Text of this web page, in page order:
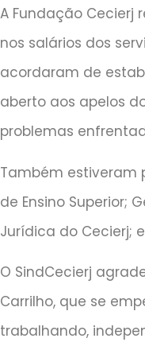
A Fundação Cecierj
nos salários dos
acordaram de
aberto aos apelos
problemas
Também estiveram
de Ensino Superior;
Jurídica do Cecierj;
O SindCecierj
Carrilho, que se
trabalhando,